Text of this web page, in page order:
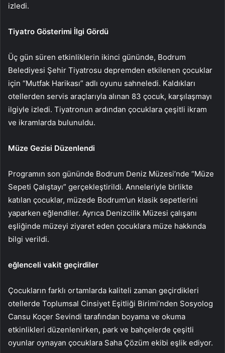
izledi.
Tiyatro Gösterimi İlgi Gördü
Üç gün süren etkinliklerin ikinci gününde, Bodrum
Belediyesi Şehir Tiyatrosu depremden etkilenen çocuklar
için “Mutfak Harikası” adlı oyunu sahneledi. Kaldıkları
otellerden servis araçlarıyla alınan 83 çocuk, karşılaşmayı
ilgiyle izledi. Tiyatronun ardından çocuklara çeşitli ikram
ve ikramlarda bulunuldu.
Müze Gezisi Düzenlendi
Programın son gününde Bodrum Deniz Müzesi’nde “Müze
Sepeti Çalıştayı” gerçekleştirildi. Anneleriyle birlikte
katılan çocuklar, müzede Bodrum’un klasik sepetlerini
yaparken eğlendiler. Ayrıca Denizcilik Müzesi çalışanı
eşliğinde müzeyi ziyaret eden çocuklara müze hakkında
bilgi verildi.
eğlenceli vakit geçirdiler
Çocukların farklı ortamlarda kaliteli zaman geçirdikleri
otellerde Toplumsal Cinsiyet Eşitliği Birimi’nden Sosyolog
Cansu Koçer Sevindi tarafından boyama ve okuma
etkinlikleri düzenlenirken, park ve bahçelerde çeşitli
oyunlar oynayan çocuklara Saha Çözüm ekibi eşlik ediyor.